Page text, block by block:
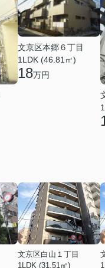
文京区本郷６丁目
1LDK (46.81㎡)
18万円
文京区白山１丁目
1LDK (31.51㎡)